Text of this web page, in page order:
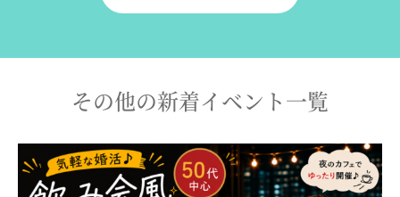
その他の新着イベント一覧